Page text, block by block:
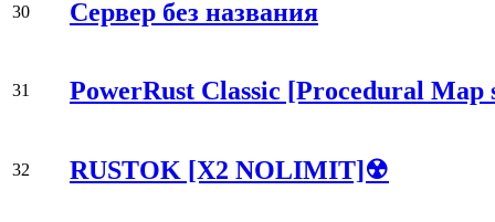
30 Сервер без названия
31 PowerRust Classic [Procedural Map
32 RUSTOK [X2 NOLIMIT]☢